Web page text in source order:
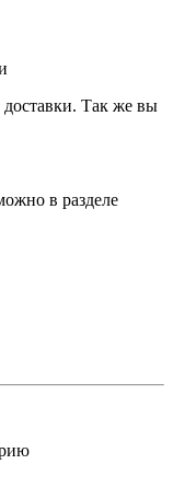
Так же вы
в разделе